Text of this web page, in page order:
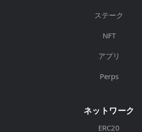
ステーク
NFT
アプリ
Perps
ネットワーク
ERC20